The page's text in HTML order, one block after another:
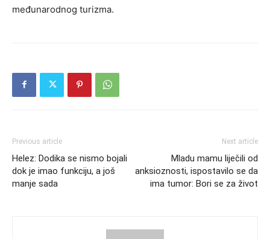
međunarodnog turizma.
Previous article
Helez: Dodika se nismo bojali
dok je imao funkciju, a još
manje sada
Next article
Mladu mamu liječili od
anksioznosti, ispostavilo se da
ima tumor: Bori se za život